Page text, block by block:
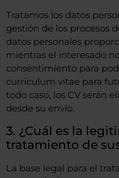
Tratamos los datos
gestión de los procesos
datos personales
mientras el interesado
consentimiento para
curriculum vitae para
todo caso, los CV serán
desde su envío.
3. ¿Cuál es la
tratamiento de
La base legal para el